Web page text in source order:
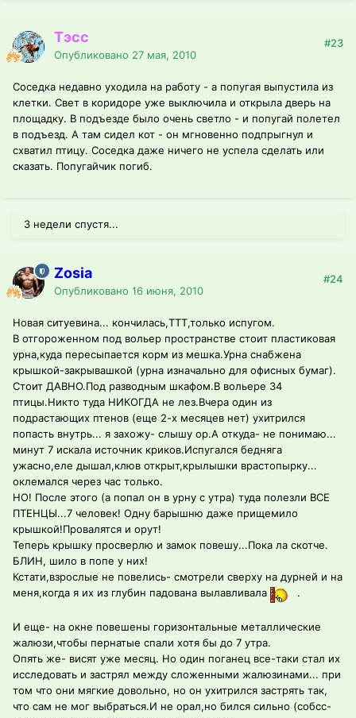
Тэсс
Опубликовано 27 мая, 2010
#23
Соседка недавно уходила на работу - а попугая выпустила из
клетки. Свет в коридоре уже выключила и открыла дверь на
площадку. В подъезде было очень светло - и попугай полетел
в подъезд. А там сидел кот - он мгновенно подпрыгнул и
схватил птицу. Соседка даже ничего не успела сделать или
сказать. Попугайчик погиб.
3 недели спустя...
Zosia
Опубликовано 16 июня, 2010
#24
Новая ситуевина... кончилась,ТТТ,только испугом.
В отгороженном под вольер пространстве стоит пластиковая
урна,куда пересыпается корм из мешка.Урна снабжена
крышкой-закрывашкой (урна изначально для офисных бумаг).
Стоит ДАВНО.Под разводным шкафом.В вольере 34
птицы.Никто туда НИКОГДА не лез.Вчера один из
подрастающих птенов (еще 2-х месяцев нет) ухитрился
попасть внутрь... я захожу- слышу ор.А откуда- не понимаю...
минут 7 искала источник криков.Испугался бедняга
ужасно,еле дышал,клюв открыт,крылышки врастопырку...
оклемался через час только.
НО! После этого (а попал он в урну с утра) туда полезли ВСЕ
ПТЕНЦЫ...7 человек! Одну барышню даже прищемило
крышкой!Провалятся и орут!
Теперь крышку просверлю и замок повешу...Пока ла скотче.
БЛИН, шило в попе у них!
Кстати,взрослые не повелись- смотрели сверху на дурней и на
меня,когда я их из глубин падована вылавливала
.
И еще- на окне повешены горизонтальные металлические
жалюзи,чтобы пернатые спали хотя бы до 7 утра.
Опять же- висят уже месяц. Но один поганец все-таки стал их
исследовать и застрял между сложенными жалюзинами... при
том что они мягкие довольно, но он ухитрился застрять так,
что сам не мог выбраться.И не орал,но бился сильно (собсс-